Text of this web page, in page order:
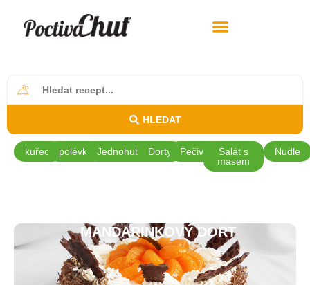
HLEDAT
kuřecí polévky JednohubkyDorty Pečivo
Salát s
masem
Nudle
MANDARINKOVÝ DORT